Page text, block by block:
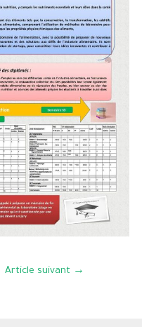
Article suivant →